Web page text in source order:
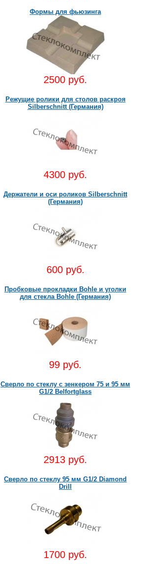
Формы для фьюзинга
2500 руб.
Режущие ролики для столов раскроя
Silberschnitt (Германия)
4300 руб.
Держатели и оси роликов Silberschnitt
(Германия)
600 руб.
Пробковые прокладки Bohle и уголки
для стекла Bohle (Германия)
99 руб.
Сверло по стеклу c зенкером 75 и 95 мм
G1/2 Belfortglass
2913 руб.
Сверло по стеклу 95 мм G1/2 Diamond
Drill
1700 руб.